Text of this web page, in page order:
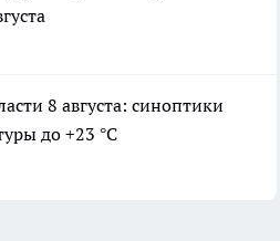
8 августа: синоптики
до +23 °C